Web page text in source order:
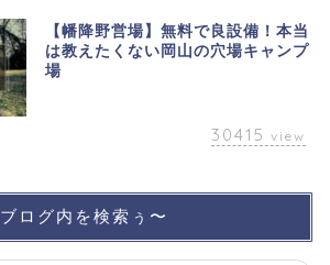
【幡降野営場】無料で良設備！本当
は教えたくない岡山の穴場キャンプ
場
30415 view
ブログ内を検索ぅ〜